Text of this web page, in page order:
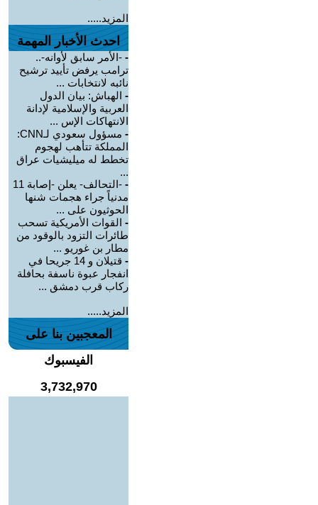
المزيد.....
احدث الأخبار المهمة
- -الأمر سابق لأوانه-..
ترامب يرفض تأييد ترشيح
نائبه لانتخابات ...
- الهباش: بيان الدول
العربية والإسلامية لإدانة
الانتهاكات الإس ...
-
مسؤول سعودي لـCNN:
المملكة تتأهب لهجوم
تخطط له ميليشيات عراق
...
-
-التحالف- يعلن -إصابة 11
مدنياً جراء هجمات شنها
الحوثيون على ...
- القوات الأمريكية تسحب
طائرات التزود بالوقود من
مطار بن غوريو ...
-
قتيلان و 14 جريحا في
انفجار عبوة ناسفة بحافلة
ركاب قرب دمشق ...
المزيد.....
المعجبين بنا على
الفيسبوك
3,732,970